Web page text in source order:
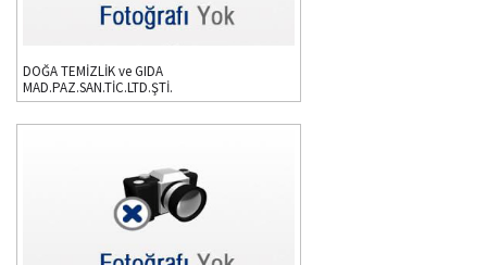
DOĞA TEMİZLİK ve GIDA
MAD.PAZ.SAN.TİC.LTD.ŞTİ.